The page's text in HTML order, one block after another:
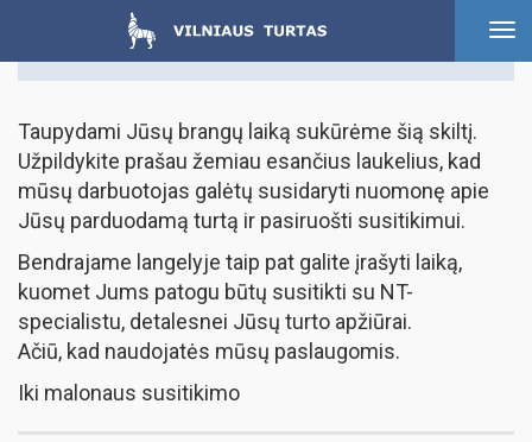
Norintiems parduoti
Taupydami Jūsų brangų laiką sukūrėme šią skiltį.
Užpildykite prašau žemiau esančius laukelius, kad
mūsų darbuotojas galėtų susidaryti nuomonę apie
Jūsų parduodamą turtą ir pasiruošti susitikimui.
Bendrajame langelyje taip pat galite įrašyti laiką,
kuomet Jums patogu būtų susitikti su NT-
specialistu, detalesnei Jūsų turto apžiūrai.
Ačiū, kad naudojatės mūsų paslaugomis.
Iki malonaus susitikimo